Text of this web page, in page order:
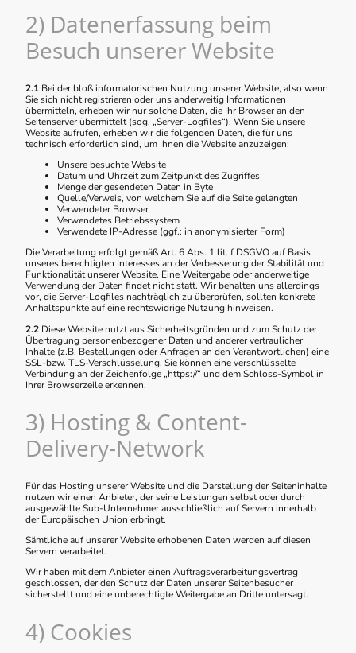
2) Datenerfassung beim
Besuch unserer Website
2.1 Bei der bloß informatorischen Nutzung unserer Website, also wenn
Sie sich nicht registrieren oder uns anderweitig Informationen
übermitteln, erheben wir nur solche Daten, die Ihr Browser an den
Seitenserver übermittelt (sog. „Server-Logfiles“). Wenn Sie unsere
Website aufrufen, erheben wir die folgenden Daten, die für uns
technisch erforderlich sind, um Ihnen die Website anzuzeigen:
Unsere besuchte Website
Datum und Uhrzeit zum Zeitpunkt des Zugriffes
Menge der gesendeten Daten in Byte
Quelle/Verweis, von welchem Sie auf die Seite gelangten
Verwendeter Browser
Verwendetes Betriebssystem
Verwendete IP-Adresse (ggf.: in anonymisierter Form)
Die Verarbeitung erfolgt gemäß Art. 6 Abs. 1 lit. f DSGVO auf Basis
unseres berechtigten Interesses an der Verbesserung der Stabilität und
Funktionalität unserer Website. Eine Weitergabe oder anderweitige
Verwendung der Daten findet nicht statt. Wir behalten uns allerdings
vor, die Server-Logfiles nachträglich zu überprüfen, sollten konkrete
Anhaltspunkte auf eine rechtswidrige Nutzung hinweisen.
2.2 Diese Website nutzt aus Sicherheitsgründen und zum Schutz der
Übertragung personenbezogener Daten und anderer vertraulicher
Inhalte (z.B. Bestellungen oder Anfragen an den Verantwortlichen) eine
SSL-bzw. TLS-Verschlüsselung. Sie können eine verschlüsselte
Verbindung an der Zeichenfolge „https://“ und dem Schloss-Symbol in
Ihrer Browserzeile erkennen.
3) Hosting & Content-
Delivery-Network
Für das Hosting unserer Website und die Darstellung der Seiteninhalte
nutzen wir einen Anbieter, der seine Leistungen selbst oder durch
ausgewählte Sub-Unternehmer ausschließlich auf Servern innerhalb
der Europäischen Union erbringt.
Sämtliche auf unserer Website erhobenen Daten werden auf diesen
Servern verarbeitet.
Wir haben mit dem Anbieter einen Auftragsverarbeitungsvertrag
geschlossen, der den Schutz der Daten unserer Seitenbesucher
sicherstellt und eine unberechtigte Weitergabe an Dritte untersagt.
4) Cookies